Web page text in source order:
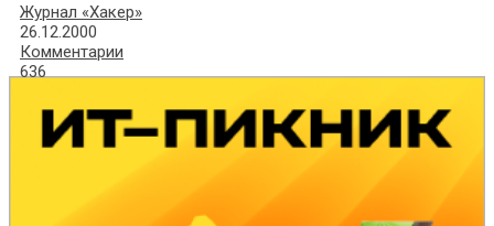
Журнал «Хакер»
26.12.2000
Комментарии
636